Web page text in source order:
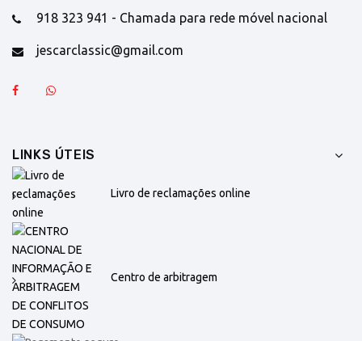
918 323 941 - Chamada para rede móvel nacional
jescarclassic@gmail.com
LINKS ÚTEIS
Livro de reclamações online
Centro de arbitragem